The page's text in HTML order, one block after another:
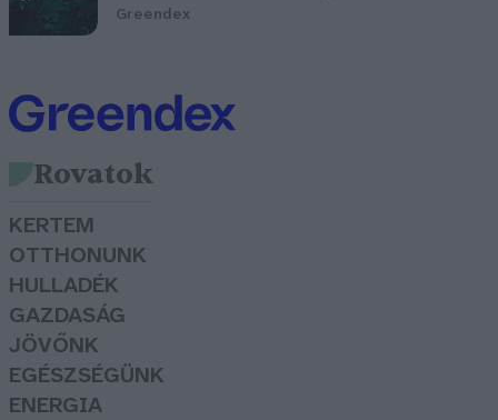
Greendex
Rovatok
KERTEM
OTTHONUNK
HULLADÉK
GAZDASÁG
JÖVŐNK
EGÉSZSÉGÜNK
ENERGIA